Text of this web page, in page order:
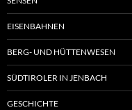
EISENBAHNEN
BERG- UND HÜTTENWESEN
SÜDTIROLER IN JENBACH
GESCHICHTE